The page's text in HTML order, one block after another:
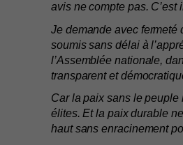
avis ne compte pas. C’est
Je demande avec fermeté
soumis sans délai à
l’Assemblée nationale,
transparent et
Car la paix sans le peuple
élites. Et la paix durable
haut sans enracinement